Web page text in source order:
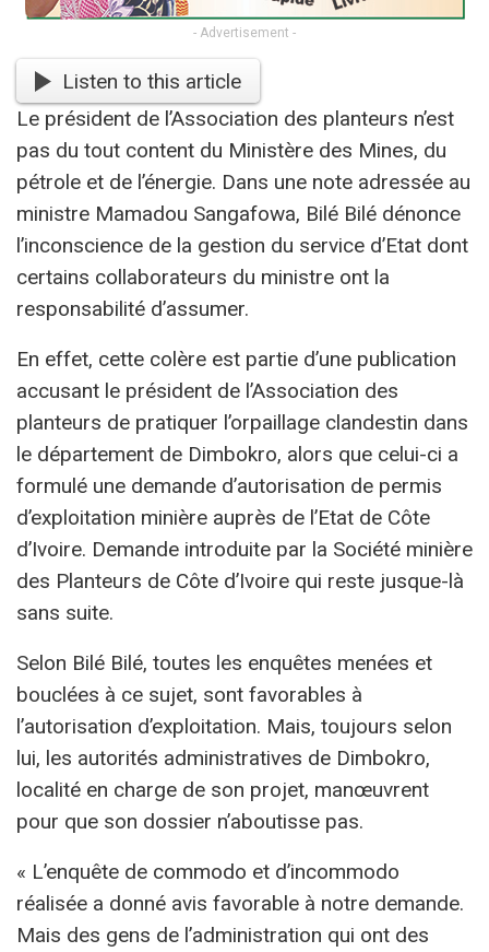
- Advertisement -
Listen to this article
Le président de l’Association des planteurs n’est
pas du tout content du Ministère des Mines, du
pétrole et de l’énergie. Dans une note adressée au
ministre Mamadou Sangafowa, Bilé Bilé dénonce
l’inconscience de la gestion du service d’Etat dont
certains collaborateurs du ministre ont la
responsabilité d’assumer.
En effet, cette colère est partie d’une publication
accusant le président de l’Association des
planteurs de pratiquer l’orpaillage clandestin dans
le département de Dimbokro, alors que celui-ci a
formulé une demande d’autorisation de permis
d’exploitation minière auprès de l’Etat de Côte
d’Ivoire. Demande introduite par la Société minière
des Planteurs de Côte d’Ivoire qui reste jusque-là
sans suite.
Selon Bilé Bilé, toutes les enquêtes menées et
bouclées à ce sujet, sont favorables à
l’autorisation d’exploitation. Mais, toujours selon
lui, les autorités administratives de Dimbokro,
localité en charge de son projet, manœuvrent
pour que son dossier n’aboutisse pas.
« L’enquête de commodo et d’incommodo
réalisée a donné avis favorable à notre demande.
Mais des gens de l’administration qui ont des